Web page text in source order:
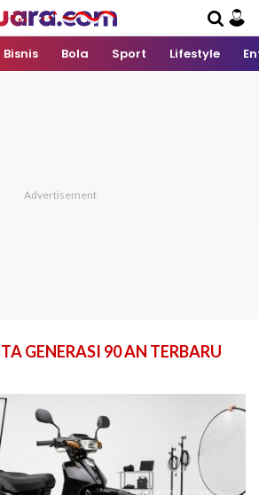
Bisnis Bola Sport Lifestyle
GENERASI 90 AN TERBARU